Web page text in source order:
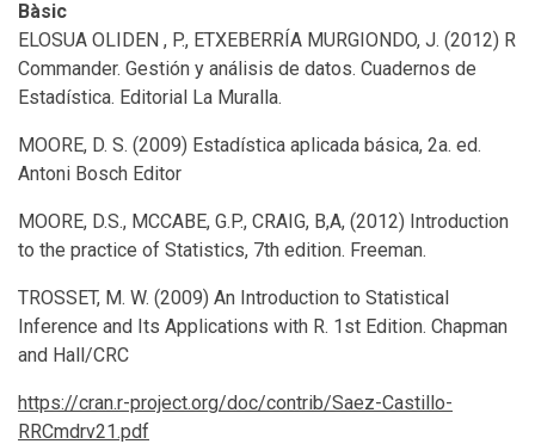
Bàsic
ELOSUA OLIDEN , P., ETXEBERRÍA MURGIONDO, J. (2012) R
Commander. Gestión y análisis de datos. Cuadernos de
Estadística. Editorial La Muralla.
MOORE, D. S. (2009) Estadística aplicada básica, 2a. ed.
Antoni Bosch Editor
MOORE, D.S., MCCABE, G.P., CRAIG, B,A, (2012) Introduction
to the practice of Statistics, 7th edition. Freeman.
TROSSET, M. W. (2009) An Introduction to Statistical
Inference and Its Applications with R. 1st Edition. Chapman
and Hall/CRC
https://cran.r-project.org/doc/contrib/Saez-Castillo-
RRCmdrv21.pdf